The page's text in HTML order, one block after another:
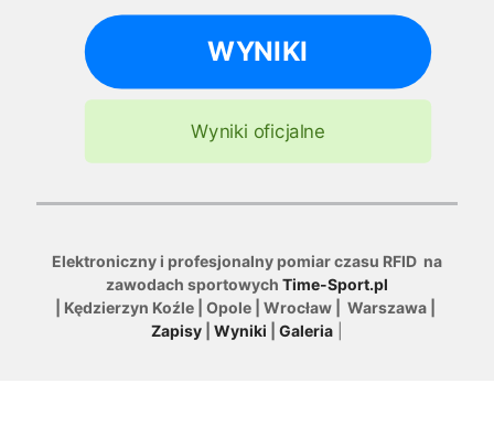
WYNIKI
Wyniki oficjalne
Elektroniczny i profesjonalny pomiar czasu RFID na
zawodach sportowych Time-Sport.pl
| Kędzierzyn Koźle | Opole | Wrocław | Warszawa |
Zapisy
Wyniki Galeria